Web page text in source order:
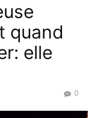
quand
elle
0